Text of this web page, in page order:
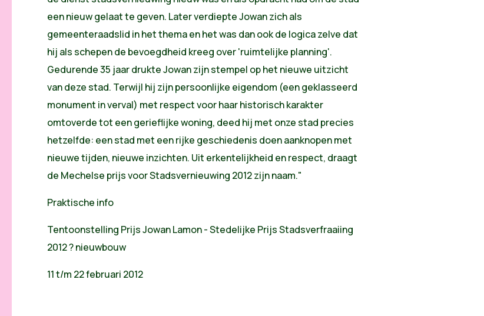
een nieuw gelaat te geven. Later verdiepte Jowan zich als
gemeenteraadslid in het thema en het was dan ook de logica zelve dat
hij als schepen de bevoegdheid kreeg over 'ruimtelijke planning'.
Gedurende 35 jaar drukte Jowan zijn stempel op het nieuwe uitzicht
van deze stad. Terwijl hij zijn persoonlijke eigendom (een geklasseerd
monument in verval) met respect voor haar historisch karakter
omtoverde tot een gerieflijke woning, deed hij met onze stad precies
hetzelfde: een stad met een rijke geschiedenis doen aanknopen met
nieuwe tijden, nieuwe inzichten. Uit erkentelijkheid en respect, draagt
de Mechelse prijs voor Stadsvernieuwing 2012 zijn naam."
Praktische info
Tentoonstelling Prijs Jowan Lamon - Stedelijke Prijs Stadsverfraaiing
2012 ? nieuwbouw
11 t/m 22 februari 2012